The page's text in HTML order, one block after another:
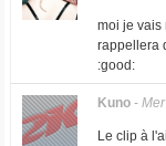
moi je vais
rappellera
:good:
Kuno-
Le clip à